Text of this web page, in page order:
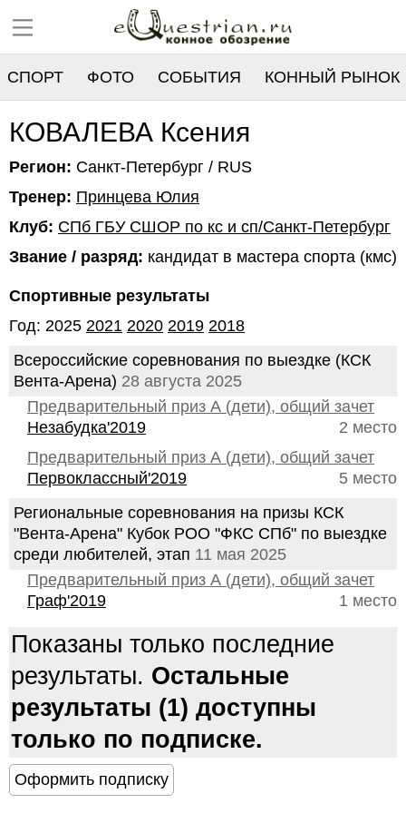
СПОРТ ФОТО СОБЫТИЯ КОННЫЙ РЫНОК
РЕЕСТР
КОВАЛЕВА Ксения
Регион: Санкт-Петербург / RUS
Тренер: Принцева Юлия
Клуб: СПб ГБУ СШОР по кс и сп/Санкт-Петербург
Звание / разряд: кандидат в мастера спорта (кмс)
Спортивные результаты
Год: 2025 2021 2020 2019 2018
Всероссийские соревнования по выездке (КСК
Вента-Арена) 28 августа 2025
Предварительный приз А (дети), общий зачет
2 место
Незабудка'2019
Предварительный приз А (дети), общий зачет
5 место
Первоклассный'2019
Региональные соревнования на призы КСК
"Вента-Арена" Кубок РОО "ФКС СПб" по выездке
среди любителей, этап 11 мая 2025
Предварительный приз А (дети), общий зачет
1 место
Граф'2019
Показаны только последние
результаты. Остальные
результаты (1) доступны
только по подписке.